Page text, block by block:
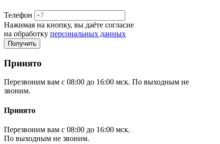
Телефон
Нажимая на кнопку, вы даёте согласие
на обработку персональных данных
Принято
Перезвоним вам с 08:00 до 16:00 мск. По выходным не
звоним.
Принято
Перезвоним вам с 08:00 до 16:00 мск.
По выходным не звоним.